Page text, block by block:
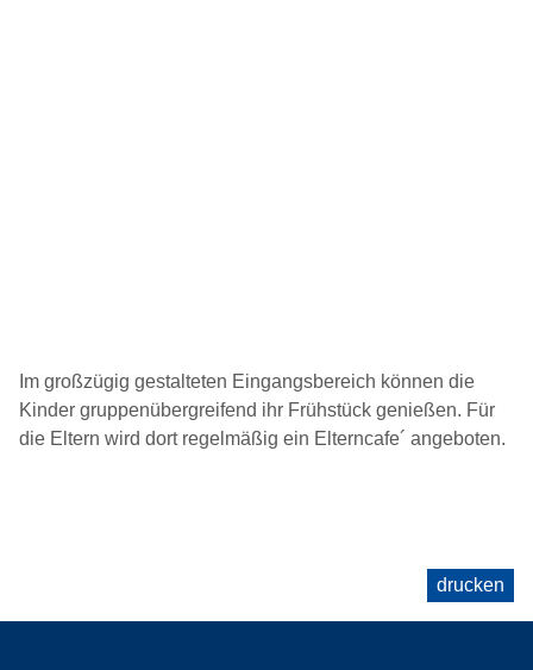
Im großzügig gestalteten Eingangsbereich können die
Kinder gruppenübergreifend ihr Frühstück genießen. Für
die Eltern wird dort regelmäßig ein Elterncafe´ angeboten.
drucken